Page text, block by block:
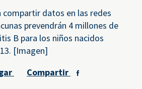
compartir datos en las redes
prevendrán 4 millones de
B para los niños nacidos
[Imagen]
Compartir